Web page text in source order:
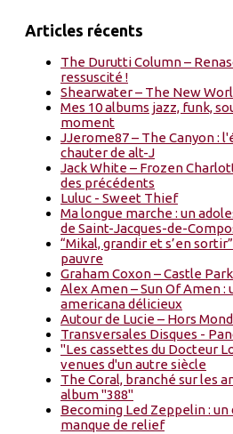
Articles récents
The Durutti Column –
ressuscité !
Shearwater – The New
Mes 10 albums jazz, funk,
moment
JJerome87 – The Canyon :
chauter de alt-J
Jack White – Frozen
des précédents
Luluc - Sweet Thief
Ma longue marche : un
de Saint-Jacques-de-
“Mikal, grandir et s’en
pauvre
Graham Coxon – Castle Park
Alex Amen – Sun Of Amen
americana délicieux
Autour de Lucie – Hors
Transversales Disques -
"Les cassettes du Docteur
venues d'un autre siècle
The Coral, branché sur les
album "388"
Becoming Led Zeppelin :
manque de relief